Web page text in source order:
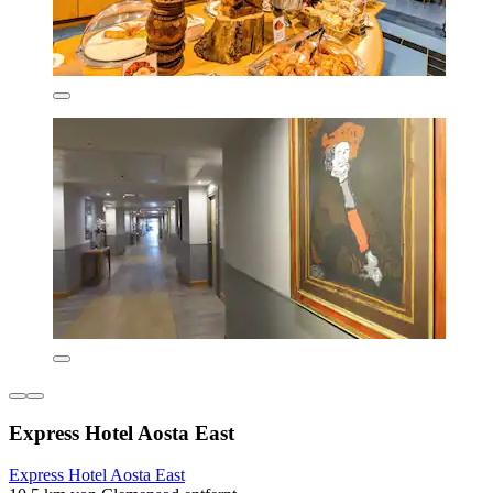
Express Hotel Aosta East
Express Hotel Aosta East